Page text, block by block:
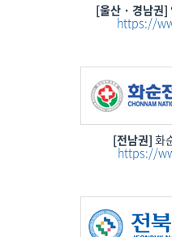
[울산 · 경남권]
https://
[전남권] 화
https://